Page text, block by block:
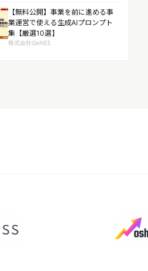
【無料公開】事業を前に進める事
業運営で使える生成AIプロンプト
集【厳選10選】
株式会社GeNEE